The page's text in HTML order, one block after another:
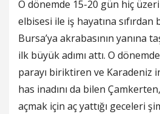
O dönemde 15-20 gün hiç
elbisesi ile iş hayatına
Bursa’ya akrabasının yanına
ilk büyük adımı attı. O
parayı biriktiren ve Karadeniz
has inadını da bilen
açmak için aç yattığı geceleri